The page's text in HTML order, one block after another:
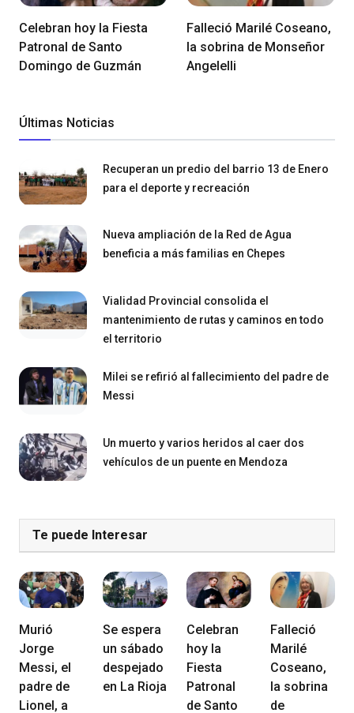
Celebran hoy la Fiesta
Patronal de Santo
Domingo de Guzmán
Falleció Marilé Coseano,
la sobrina de Monseñor
Angelelli
Últimas Noticias
Recuperan un predio del barrio 13 de Enero
para el deporte y recreación
Nueva ampliación de la Red de Agua
beneficia a más familias en Chepes
Vialidad Provincial consolida el
mantenimiento de rutas y caminos en todo
el territorio
Milei se refirió al fallecimiento del padre de
Messi
Un muerto y varios heridos al caer dos
vehículos de un puente en Mendoza
Te puede Interesar
Murió
Jorge
Messi, el
padre de
Lionel, a
Se espera
un sábado
despejado
en La Rioja
Celebran
hoy la
Fiesta
Patronal
de Santo
Falleció
Marilé
Coseano,
la sobrina
de